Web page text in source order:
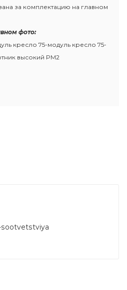
за комплектацию на главном
фото:
кресло 75-модуль кресло 75-
высокий PM2
sootvetstviya